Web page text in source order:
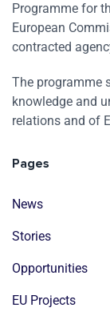
Programme for
European
contracted
The programme
knowledge and
relations and of
Pages
News
Stories
Opportunities
EU Projects